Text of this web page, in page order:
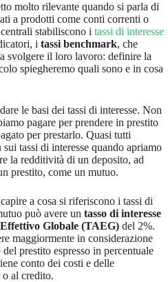
molto rilevante quando si parla di
a prodotti come conti correnti o
stabiliscono i tassi di interesse
i tassi benchmark, che
svolgere il loro lavoro: definire la
spiegheremo quali sono e in cosa
le basi dei tassi di interesse. Non
pagare per prendere in prestito
per prestarlo. Quasi tutti
tassi di interesse quando apriamo
la redditività di un deposito, ad
prestito, come un mutuo.
a cosa si riferiscono i tassi di
può avere un tasso di interesse
Globale (TAEG) del 2%.
maggiormente in considerazione
prestito espresso in percentuale
conto dei costi e delle
o al credito.